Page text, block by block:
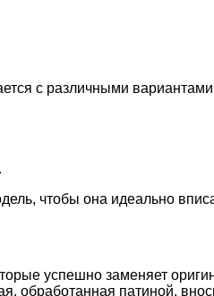
с различными
чтобы она идеально
успешно заменяет
обработанная патиной,